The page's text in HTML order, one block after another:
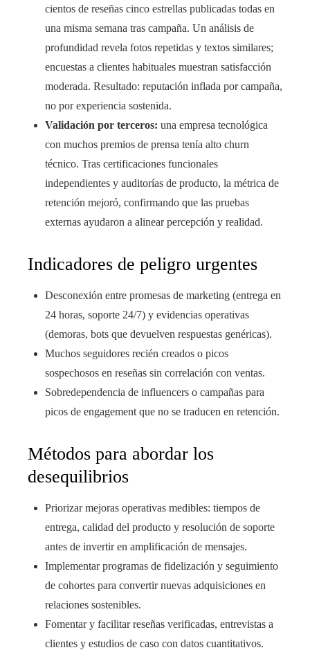
cientos de reseñas cinco estrellas publicadas todas en
una misma semana tras campaña. Un análisis de
profundidad revela fotos repetidas y textos similares;
encuestas a clientes habituales muestran satisfacción
moderada. Resultado: reputación inflada por campaña,
no por experiencia sostenida.
Validación por terceros: una empresa tecnológica
con muchos premios de prensa tenía alto churn
técnico. Tras certificaciones funcionales
independientes y auditorías de producto, la métrica de
retención mejoró, confirmando que las pruebas
externas ayudaron a alinear percepción y realidad.
Indicadores de peligro urgentes
Desconexión entre promesas de marketing (entrega en
24 horas, soporte 24/7) y evidencias operativas
(demoras, bots que devuelven respuestas genéricas).
Muchos seguidores recién creados o picos
sospechosos en reseñas sin correlación con ventas.
Sobredependencia de influencers o campañas para
picos de engagement que no se traducen en retención.
Métodos para abordar los
desequilibrios
Priorizar mejoras operativas medibles: tiempos de
entrega, calidad del producto y resolución de soporte
antes de invertir en amplificación de mensajes.
Implementar programas de fidelización y seguimiento
de cohortes para convertir nuevas adquisiciones en
relaciones sostenibles.
Fomentar y facilitar reseñas verificadas, entrevistas a
clientes y estudios de caso con datos cuantitativos.